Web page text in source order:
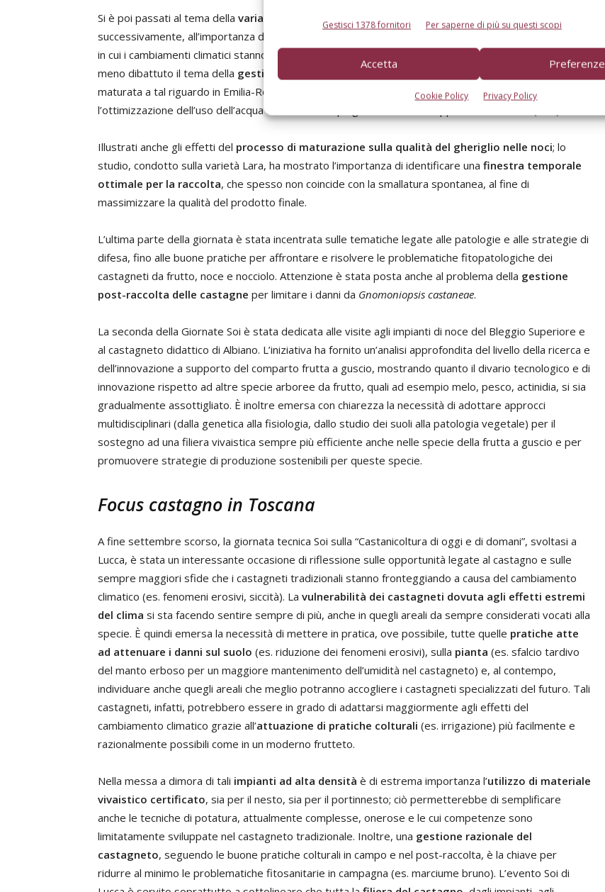
Gestisci 1378 fornitori Per saperne di più su questi scopi
Accetta Preferenze
Cookie Policy Privacy Policy
Si è poi passati al tema della variabilità dei suoli
per la coltivazione del castagno e del noce e,
successivamente, all’importanza di
in cui i cambiamenti climatici stanno alterando gli ambienti da sempre vocati alla castanicoltura. Non
meno dibattuto il tema della gestione dell’apporto idrico su noce da frutto
, basato sull’esperienza
maturata a tal riguardo in Emilia-Romagna; strategico lo studio dello sviluppo dei frutti e
l’ottimizzazione dell’uso dell’acqua attraverso l’impiego di sistemi di supporto decisionale (Dss).
Illustrati anche gli effetti del processo di maturazione sulla qualità del gheriglio nelle noci; lo
studio, condotto sulla varietà Lara, ha mostrato l’importanza di identificare una finestra temporale
ottimale per la raccolta, che spesso non coincide con la smallatura spontanea, al fine di
massimizzare la qualità del prodotto finale.
L’ultima parte della giornata è stata incentrata sulle tematiche legate alle patologie e alle strategie di
difesa, fino alle buone pratiche per affrontare e risolvere le problematiche fitopatologiche dei
castagneti da frutto, noce e nocciolo. Attenzione è stata posta anche al problema della gestione
post-raccolta delle castagne per limitare i danni da Gnomoniopsis castaneae.
La seconda della Giornate Soi è stata dedicata alle visite agli impianti di noce del Bleggio Superiore e
al castagneto didattico di Albiano. L’iniziativa ha fornito un’analisi approfondita del livello della ricerca e
dell’innovazione a supporto del comparto frutta a guscio, mostrando quanto il divario tecnologico e di
innovazione rispetto ad altre specie arboree da frutto, quali ad esempio melo, pesco, actinidia, si sia
gradualmente assottigliato. È inoltre emersa con chiarezza la necessità di adottare approcci
multidisciplinari (dalla genetica alla fisiologia, dallo studio dei suoli alla patologia vegetale) per il
sostegno ad una filiera vivaistica sempre più efficiente anche nelle specie della frutta a guscio e per
promuovere strategie di produzione sostenibili per queste specie.
Focus castagno in Toscana
A fine settembre scorso, la giornata tecnica Soi sulla “Castanicoltura di oggi e di domani”, svoltasi a
Lucca, è stata un interessante occasione di riflessione sulle opportunità legate al castagno e sulle
sempre maggiori sfide che i castagneti tradizionali stanno fronteggiando a causa del cambiamento
climatico (es. fenomeni erosivi, siccità). La vulnerabilità dei castagneti dovuta agli effetti estremi
del clima si sta facendo sentire sempre di più, anche in quegli areali da sempre considerati vocati alla
specie. È quindi emersa la necessità di mettere in pratica, ove possibile, tutte quelle pratiche atte
ad attenuare i danni sul suolo (es. riduzione dei fenomeni erosivi), sulla pianta (es. sfalcio tardivo
del manto erboso per un maggiore mantenimento dell’umidità nel castagneto) e, al contempo,
individuare anche quegli areali che meglio potranno accogliere i castagneti specializzati del futuro. Tali
castagneti, infatti, potrebbero essere in grado di adattarsi maggiormente agli effetti del
cambiamento climatico grazie all’attuazione di pratiche colturali (es. irrigazione) più facilmente e
razionalmente possibili come in un moderno frutteto.
Nella messa a dimora di tali impianti ad alta densità è di estrema importanza l’utilizzo di materiale
vivaistico certificato, sia per il nesto, sia per il portinnesto; ciò permetterebbe di semplificare
anche le tecniche di potatura, attualmente complesse, onerose e le cui competenze sono
limitatamente sviluppate nel castagneto tradizionale. Inoltre, una gestione razionale del
castagneto, seguendo le buone pratiche colturali in campo e nel post-raccolta, è la chiave per
ridurre al minimo le problematiche fitosanitarie in campagna (es. marciume bruno). L’evento Soi di